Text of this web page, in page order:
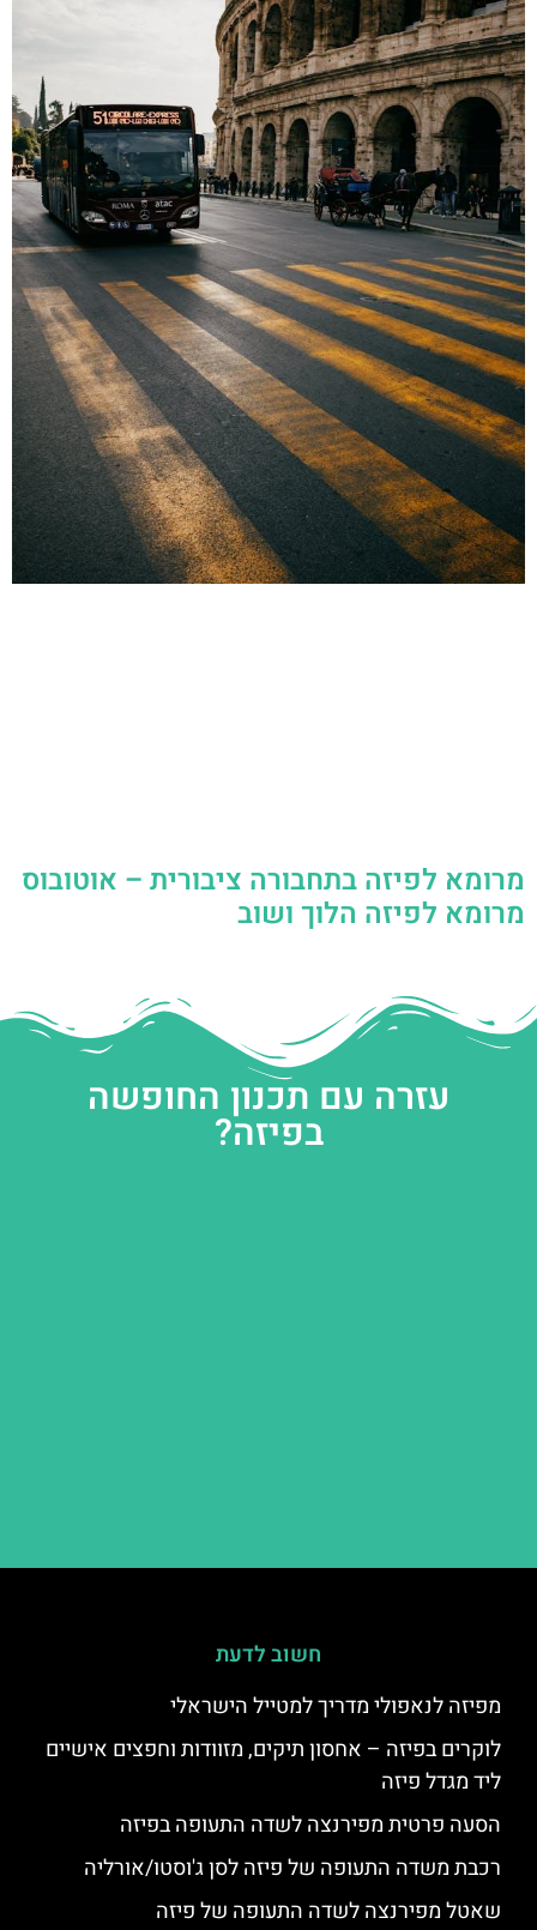
מרומא לפיזה בתחבורה ציבורית – אוטובוס
מרומא לפיזה הלוך ושוב
עזרה עם תכנון החופשה
בפיזה?
חשוב לדעת
מפיזה לנאפולי מדריך למטייל הישראלי
לוקרים בפיזה – אחסון תיקים, מזוודות וחפצים אישיים
ליד מגדל פיזה
הסעה פרטית מפירנצה לשדה התעופה בפיזה
רכבת משדה התעופה של פיזה לסן ג'וסטו/אורליה
שאטל מפירנצה לשדה התעופה של פיזה